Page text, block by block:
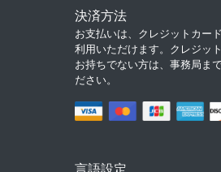
決済方法
お支払いは、クレジットカー
利用いただけます。クレジッ
お持ちでない方は、事務局ま
ださい。
言語設定